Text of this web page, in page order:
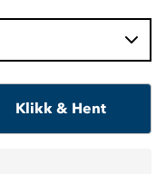
Klikk & Hent